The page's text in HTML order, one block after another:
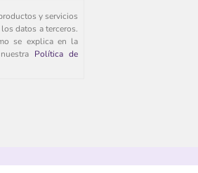
y servicios
datos a terceros.
se explica en la
Política de